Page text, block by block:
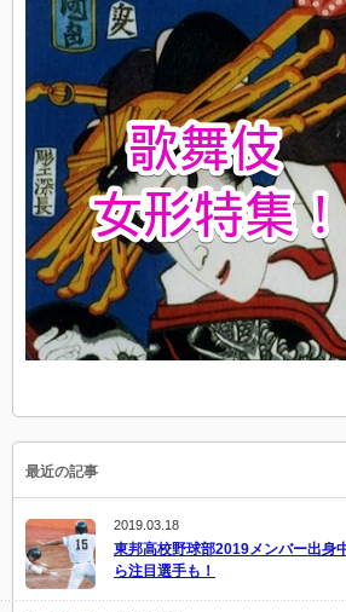
最近の記事
2019.03.18
東邦高校野球部2019メンバー出身
ら注目選手も！